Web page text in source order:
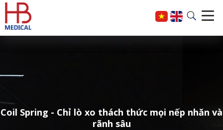
Coil Spring - Chỉ lò xo thách thức mọi nếp nhăn và
rãnh sâu